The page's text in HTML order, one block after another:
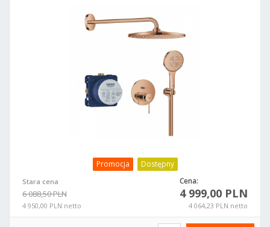
Promocja Dostępny
Stara cena
6 088,50 PLN
4 950,00 PLN netto
Cena:
4 999,00 PLN
4 064,23 PLN netto